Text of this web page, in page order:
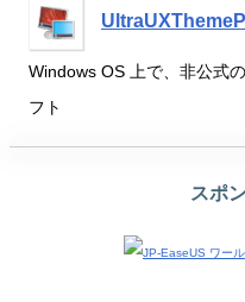
Windows OS 上で、非公式
フト
スポ